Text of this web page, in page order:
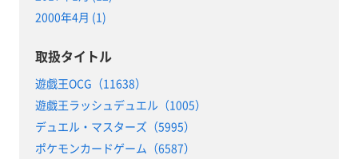
2000年4月 (1)
取扱タイトル
遊戯王OCG（11638）
遊戯王ラッシュデュエル（1005）
デュエル・マスターズ（5995）
ポケモンカードゲーム（6587）